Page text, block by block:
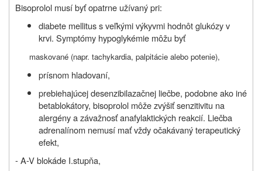
Bisoprolol musí byť opatrne užívaný pri:
diabete mellitus s veľkými výkyvmi hodnôt glukózy v
krvi. Symptómy hypoglykémie môžu byť
maskované (napr. tachykardia, palpitácie alebo potenie),
prísnom hladovaní,
prebiehajúcej desenzibilazačnej liečbe, podobne ako iné
betablokátory, bisoprolol môže zvýšiť senzitivitu na
alergény a závažnosť anafylaktických reakcií. Liečba
adrenalínom nemusí mať vždy očakávaný terapeutický
efekt,
- A-V blokáde I.stupňa,